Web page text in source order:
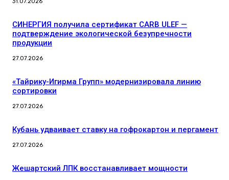
31.07.2026
СИНЕРГИЯ получила сертификат CARB ULEF —
подтверждение экологической безупречности
продукции
27.07.2026
«Тайрику-Игирма Групп» модернизировала линию
сортировки
27.07.2026
Кубань удваивает ставку на гофрокартон и пергамент
27.07.2026
Жешартский ЛПК восстанавливает мощности